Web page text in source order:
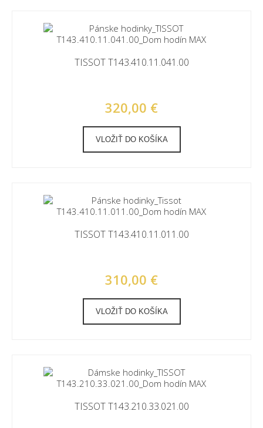
TISSOT T143.410.11.041.00
320,00 €
VLOŽIŤ DO KOŠÍKA
TISSOT T143.410.11.011.00
310,00 €
VLOŽIŤ DO KOŠÍKA
TISSOT T143.210.33.021.00